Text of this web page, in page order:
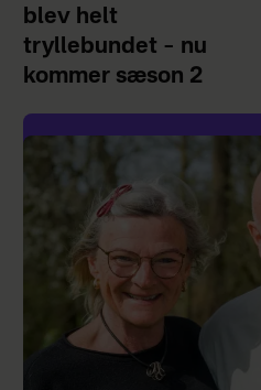
blev helt
tryllebundet – nu
kommer sæson 2